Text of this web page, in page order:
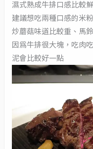
濕式熟成牛排口感比較
建議想吃兩種口感的米
炒蘑菇味道比較重、馬
因為牛排很大塊，吃肉
泥會比較好一點